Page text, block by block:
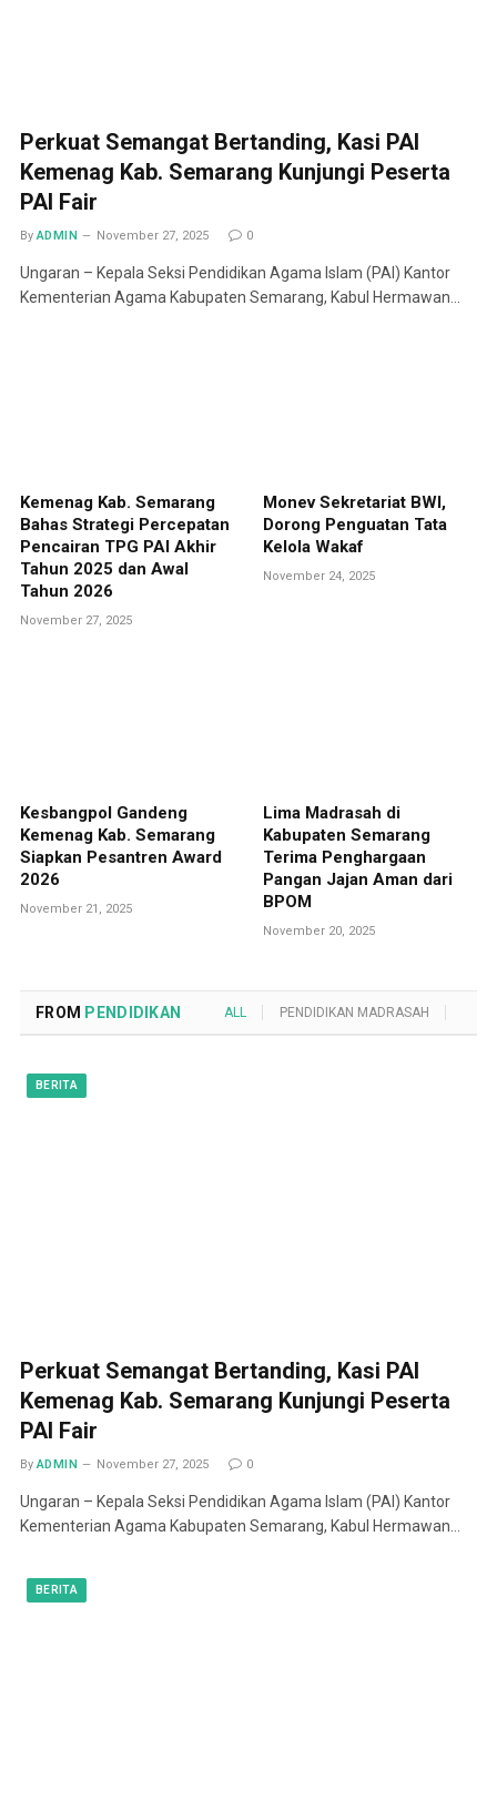
Perkuat Semangat Bertanding, Kasi PAI
Kemenag Kab. Semarang Kunjungi Peserta
PAI Fair
By ADMIN November 27, 2025 0
Ungaran – Kepala Seksi Pendidikan Agama Islam (PAI) Kantor
Kementerian Agama Kabupaten Semarang, Kabul Hermawan…
Kemenag Kab. Semarang
Bahas Strategi Percepatan
Pencairan TPG PAI Akhir
Tahun 2025 dan Awal
Tahun 2026
November 27, 2025
Monev Sekretariat BWI,
Dorong Penguatan Tata
Kelola Wakaf
November 24, 2025
Kesbangpol Gandeng
Kemenag Kab. Semarang
Siapkan Pesantren Award
2026
November 21, 2025
Lima Madrasah di
Kabupaten Semarang
Terima Penghargaan
Pangan Jajan Aman dari
BPOM
November 20, 2025
FROM PENDIDIKAN ALL PENDIDIKAN MADRASAH
BERITA
Perkuat Semangat Bertanding, Kasi PAI
Kemenag Kab. Semarang Kunjungi Peserta
PAI Fair
By ADMIN November 27, 2025 0
Ungaran – Kepala Seksi Pendidikan Agama Islam (PAI) Kantor
Kementerian Agama Kabupaten Semarang, Kabul Hermawan…
BERITA